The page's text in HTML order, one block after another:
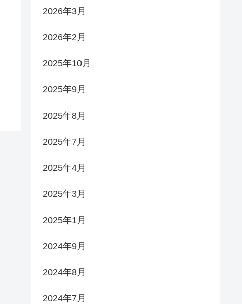
2026年3月
2026年2月
2025年10月
2025年9月
2025年8月
2025年7月
2025年4月
2025年3月
2025年1月
2024年9月
2024年8月
2024年7月